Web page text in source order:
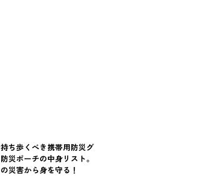
ち歩くべき携帯用防災グ
災ポーチの中身リスト。
災害から身を守る！